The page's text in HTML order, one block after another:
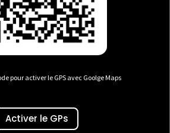
pour activer le GPS avec Goolge Maps
Activer le GPs